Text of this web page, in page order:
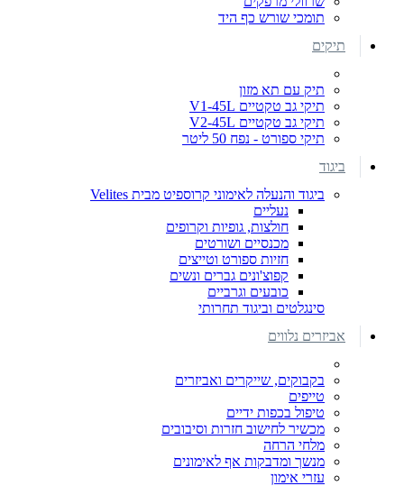
תומכי שורש כף היד
תיקים
תיק עם תא מזון
תיקי גב טקטיים V1-45L
תיקי גב טקטיים V2-45L
תיקי ספורט - נפח 50 ליטר
ביגוד
ביגוד והנעלה לאימוני קרוספיט מבית Velites
נעליים
חולצות, גופיות וקרופים
מכנסיים ושורטים
חזיות ספורט וטייצים
קפוצ'ונים גברים ונשים
כובעים וגרביים
סינגלטים וביגוד תחרותי
אביזרים נלווים
בקבוקים, שייקרים ואביזרים
טייפים
טיפול בכפות ידיים
מכשיר לחישוב חזרות וסיבובים
מלחי הרחה
מנשך ומדבקות אף לאימונים
עזרי אימון